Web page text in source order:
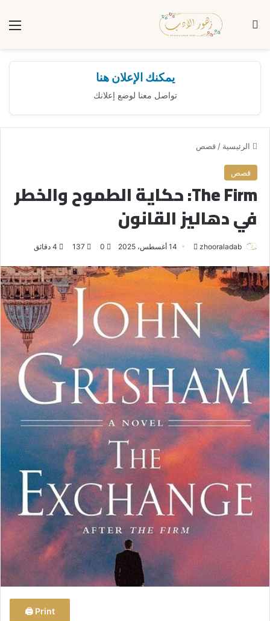
بحث عن
يمكنك الإعلان هنا
تواصل معنا لوضع إعلانك
الرئيسية /قصص
قصص
The Firm: حكاية الطموح والخطر
في دهاليز القانون
zhooraladab
ر
ي
ا
إ
ل
ك
ت
ي
14 أغسطس، 2025 0
137
Print 🖨